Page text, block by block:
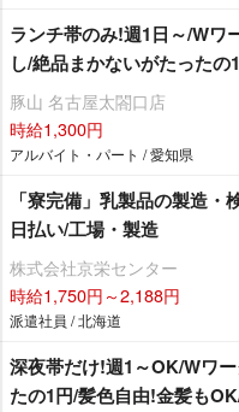
ランチ帯のみ!週1日～/Wワ
し/絶品まかないがたったの
豚山 名古屋太閤口店
時給1,300円
アルバイト・パート / 愛知県
「寮完備」乳製品の製造
日払い/工場・製造
株式会社京栄センター
時給1,750円～2,188円
派遣社員 / 北海道
深夜帯だけ!週1～OK/Wワ
たの1円/髪色自由!金髪も